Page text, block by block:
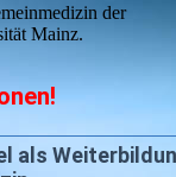
der
Mainz.
als